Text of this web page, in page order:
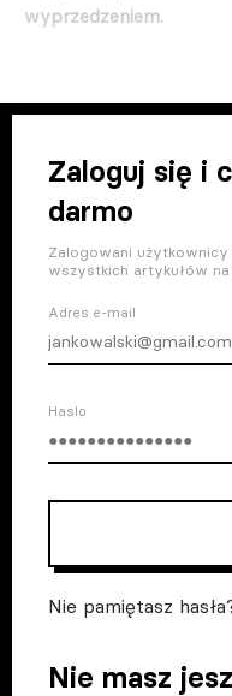
wyprzedzeniem.
Zaloguj się i
darmo
Zalogowani
wszystkich artykułów
Adres e-mail
Haslo
Nie pamiętasz
Nie masz